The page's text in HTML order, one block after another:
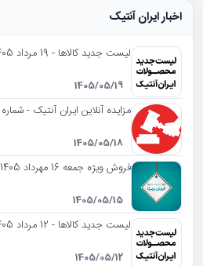
اخبار ایران آنتیک
لیست جدید کالاها - 19 مرداد 1405
1405/05/19
مزایده آنلاین ایران آنتیک - شماره 197
1405/05/18
فروش ویژه جمعه 16 مهرداد 1405 ایران آنتیک + هدیه ویژه
1405/05/15
لیست جدید کالاها - 12 مرداد 1405
1405/05/12